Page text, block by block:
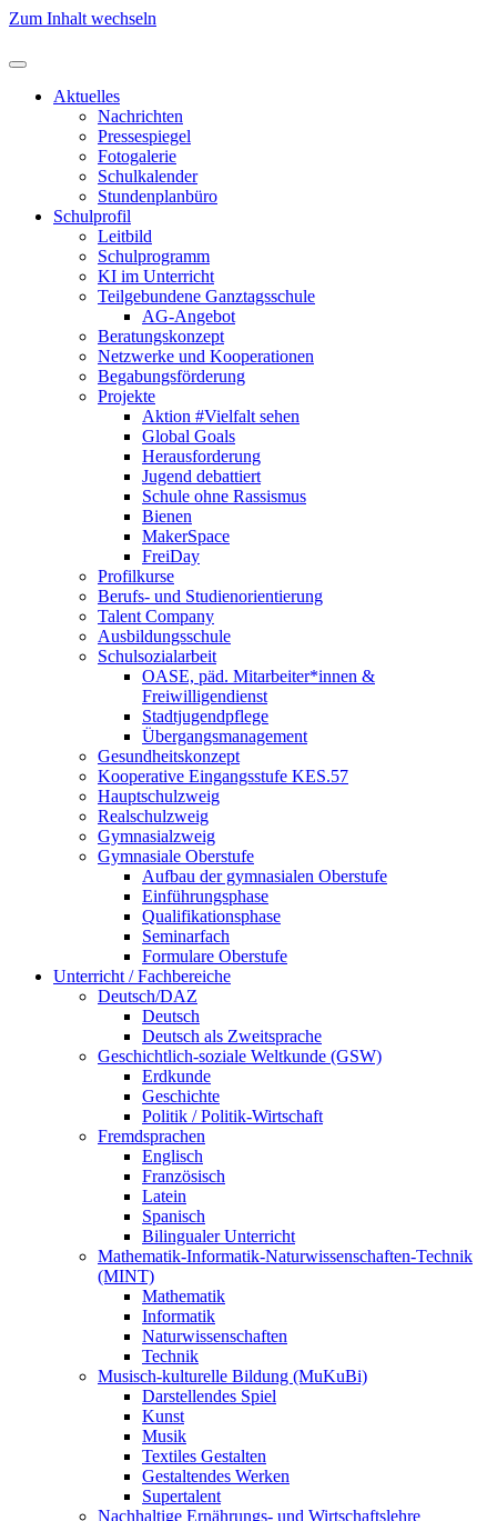
Zum Inhalt wechseln
Aktuelles
Nachrichten
Pressespiegel
Fotogalerie
Schulkalender
Stundenplanbüro
Schulprofil
Leitbild
Schulprogramm
KI im Unterricht
Teilgebundene Ganztagsschule
AG-Angebot
Beratungskonzept
Netzwerke und Kooperationen
Begabungsförderung
Projekte
Aktion #Vielfalt sehen
Global Goals
Herausforderung
Jugend debattiert
Schule ohne Rassismus
Bienen
MakerSpace
FreiDay
Profilkurse
Berufs- und Studienorientierung
Talent Company
Ausbildungsschule
Schulsozialarbeit
OASE, päd. Mitarbeiter*innen &
Freiwilligendienst
Stadtjugendpflege
Übergangsmanagement
Gesundheitskonzept
Kooperative Eingangsstufe KES.57
Hauptschulzweig
Realschulzweig
Gymnasialzweig
Gymnasiale Oberstufe
Aufbau der gymnasialen Oberstufe
Einführungsphase
Qualifikationsphase
Seminarfach
Formulare Oberstufe
Unterricht / Fachbereiche
Deutsch/DAZ
Deutsch
Deutsch als Zweitsprache
Geschichtlich-soziale Weltkunde (GSW)
Erdkunde
Geschichte
Politik / Politik-Wirtschaft
Fremdsprachen
Englisch
Französisch
Latein
Spanisch
Bilingualer Unterricht
Mathematik-Informatik-Naturwissenschaften-Technik
(MINT)
Mathematik
Informatik
Naturwissenschaften
Technik
Musisch-kulturelle Bildung (MuKuBi)
Darstellendes Spiel
Kunst
Musik
Textiles Gestalten
Gestaltendes Werken
Supertalent
Nachhaltige Ernährungs- und Wirtschaftslehre